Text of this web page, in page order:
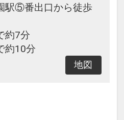
駅⑤番出口から徒歩
約7分
約10分
地図